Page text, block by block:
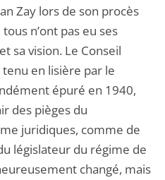
Zay lors de son procès
n’ont pas eu ses
sa vision. Le Conseil
en lisière par le
épuré en 1940,
des pièges du
juridiques, comme de
législateur du régime de
changé, mais